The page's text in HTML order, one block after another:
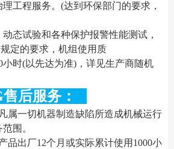
工程服务。(达到环保部门的要求，
态试验和各种保护报警性能测试，
定的要求，机组使用质
小时(以先达为准)，详见生产商随机
后服务：
属一切机器制造缺陷所造成机械运行
围。
品出厂12个月或实际累计使用1000小